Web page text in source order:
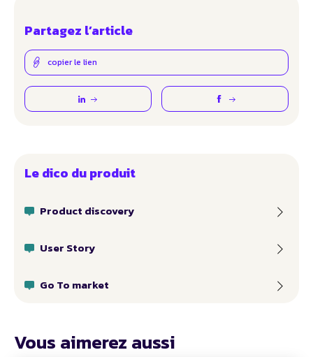
Partagez l’article
copier le lien
Le dico du produit
Product discovery
User Story
Go To market
Vous aimerez aussi